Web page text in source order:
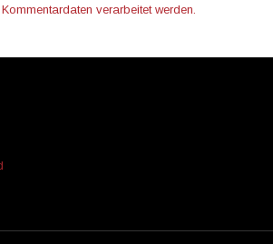
verarbeitet werden.